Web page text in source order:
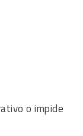
o impide